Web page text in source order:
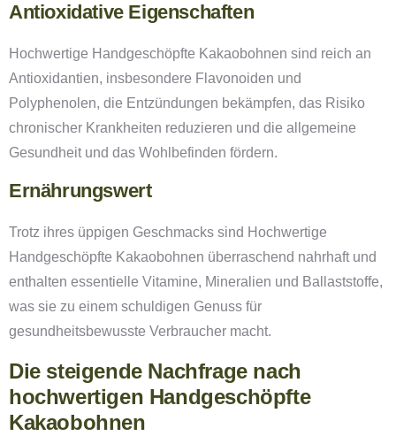
Antioxidative Eigenschaften
Hochwertige Handgeschöpfte Kakaobohnen sind reich an
Antioxidantien, insbesondere Flavonoiden und
Polyphenolen, die Entzündungen bekämpfen, das Risiko
chronischer Krankheiten reduzieren und die allgemeine
Gesundheit und das Wohlbefinden fördern.
Ernährungswert
Trotz ihres üppigen Geschmacks sind Hochwertige
Handgeschöpfte Kakaobohnen überraschend nahrhaft und
enthalten essentielle Vitamine, Mineralien und Ballaststoffe,
was sie zu einem schuldigen Genuss für
gesundheitsbewusste Verbraucher macht.
Die steigende Nachfrage nach
hochwertigen Handgeschöpfte
Kakaobohnen